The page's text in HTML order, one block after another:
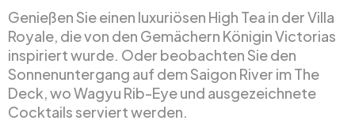
Genießen Sie einen luxuriösen High Tea in der Villa
Royale, die von den Gemächern Königin Victorias
inspiriert wurde. Oder beobachten Sie den
Sonnenuntergang auf dem Saigon River im The
Deck, wo Wagyu Rib-Eye und ausgezeichnete
Cocktails serviert werden.